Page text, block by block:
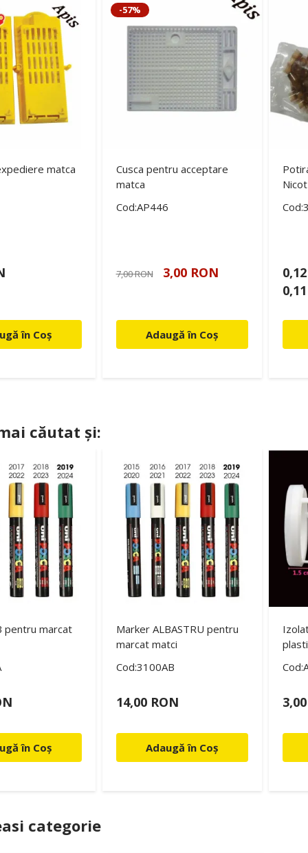
matca
în Coș
-57%
Cusca pentru acceptare
matca
Cod:AP446
7,00 RON 3,00 RON
Adaugă în Coș
Nicot
căutat și:
pentru marcat
în Coș
Marker ALBASTRU pentru
marcat matci
Cod:3100AB
14,00 RON
Adaugă în Coș
categorie